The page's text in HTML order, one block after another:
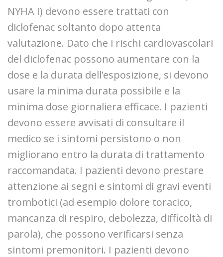
NYHA I) devono essere trattati con
diclofenac soltanto dopo attenta
valutazione. Dato che i rischi cardiovascolari
del diclofenac possono aumentare con la
dose e la durata dell’esposizione, si devono
usare la minima durata possibile e la
minima dose giornaliera efficace. I pazienti
devono essere avvisati di consultare il
medico se i sintomi persistono o non
migliorano entro la durata di trattamento
raccomandata. I pazienti devono prestare
attenzione ai segni e sintomi di gravi eventi
trombotici (ad esempio dolore toracico,
mancanza di respiro, debolezza, difficoltà di
parola), che possono verificarsi senza
sintomi premonitori. I pazienti devono